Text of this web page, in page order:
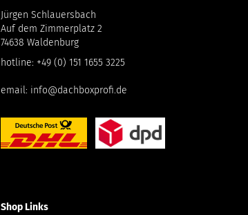
Jürgen Schlauersbach
Auf dem Zimmerplatz 2
74638 Waldenburg
hotline: +49 (0) 151 1655 3225
email: info@dachboxprofi.de
Shop Links